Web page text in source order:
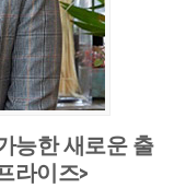
능한 새로운 출
라이즈>